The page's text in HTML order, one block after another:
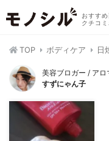
おすす
クチコ
TOP ボディケア 日
美容ブロガー / アロ
すずにゃん子